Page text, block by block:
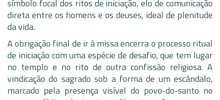
símbolo focal dos ritos de iniciação, elo de comunicação
direta entre os homens e os deuses, ideal de plenitude
da vida.
A obrigação final de ir à missa encerra o processo ritual
de iniciação com uma espécie de desafio, que tem lugar
no templo e no rito de outra confissão religiosa. A
vindicação do sagrado sob a forma de um escândalo,
marcado pela presença visível do povo-do-santo no